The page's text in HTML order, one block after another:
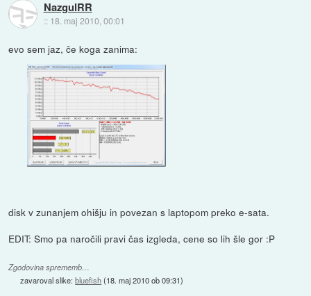
NazgulRR
:: 18. maj 2010, 00:01
evo sem jaz, če koga zanima:
disk v zunanjem ohišju in povezan s laptopom preko e-sata.
EDIT: Smo pa naročili pravi čas izgleda, cene so lih šle gor :P
Zgodovina sprememb…
zavaroval slike:bluefish(18. maj 2010 ob 09:31)